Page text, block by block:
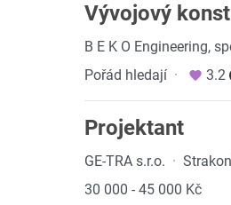
Vývojový
B E K O Engineering,
Pořád hledají · 3.2
Projektant
GE-TRA s.r.o. ·
30 000 - 45 000 Kč